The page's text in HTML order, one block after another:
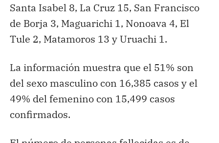
Santa Isabel 8, La Cruz 15, San Francisco
de Borja 3, Maguarichi 1, Nonoava 4, El
Tule 2, Matamoros 13 y Uruachi 1.
La información muestra que el 51% son
del sexo masculino con 16,385 casos y el
49% del femenino con 15,499 casos
confirmados.